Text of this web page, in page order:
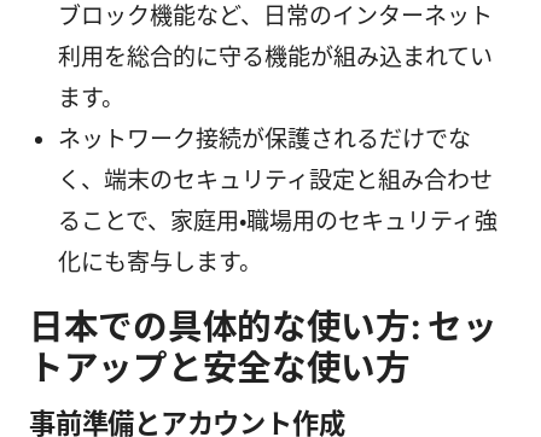
ブロック機能など、日常のインターネット
利用を総合的に守る機能が組み込まれてい
ます。
ネットワーク接続が保護されるだけでな
く、端末のセキュリティ設定と組み合わせ
ることで、家庭用・職場用のセキュリティ強
化にも寄与します。
日本での具体的な使い方: セッ
トアップと安全な使い方
事前準備とアカウント作成